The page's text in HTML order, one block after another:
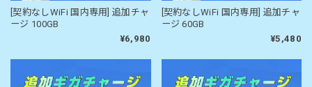
[契約なしWiFi 国内専用] 追加チャ
ージ 100GB
¥6,980
[契約なしWiFi 国内専用] 追加チャ
ージ 60GB
¥5,480